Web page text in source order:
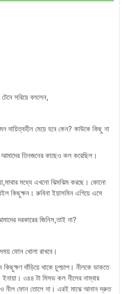
সরিয়ে বললেন,
মেয়ে হবে কেন? কাউকে কিছু না
তিনজনের কাছেও কল করেছিল।
মধ্যে এখনো ঝিমঝিম করছে। কোনো
কিছুক্ষন। রুবিনা ইয়াসমিন এগিয়ে এসে
দরকারের জিনিস,তাই না?
সময় ফোন খোলা রাখবে।
কিছুক্ষণ দাঁড়িয়ে থাকে চুপচাপ। নীলকে ডাকতে
৩৪৪ টা মিসড কল নীলের নাম্বার
নীল ফোন তোলে না। এরই মাঝে আনান দ্রুত